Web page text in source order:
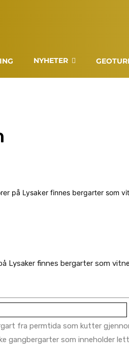
NYHETER
på Lysaker finnes bergarter som
Lysaker finnes bergarter som
fra permtida som kutter
gangbergarter som inneholder